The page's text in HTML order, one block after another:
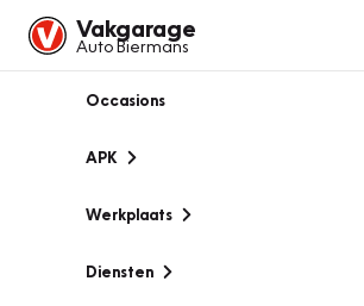
Vakgarage
Auto Biermans
Occasions
APK
Werkplaats
Diensten